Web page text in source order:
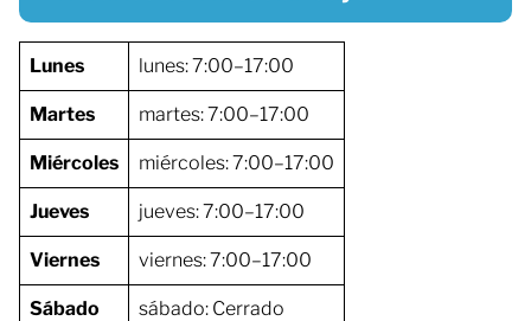
Lunes lunes: 7:00–17:00
Martes martes: 7:00–17:00
Miércoles miércoles: 7:00–17:00
Jueves jueves: 7:00–17:00
Viernes viernes: 7:00–17:00
Sábado sábado: Cerrado